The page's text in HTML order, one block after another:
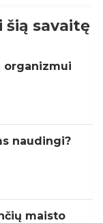
šią savaitę
organizmui
naudingi?
maisto